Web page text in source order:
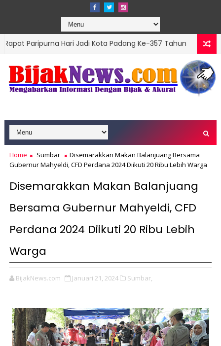
Hari Jadi Kota Padang Ke-357 Tahun ADVERTORIAL
Home Sumbar
Disemarakkan Makan Balanjuang Bersama
Gubernur Mahyeldi, CFD Perdana 2024 Diikuti 20 Ribu Lebih Warga
Disemarakkan Makan Balanjuang
Bersama Gubernur Mahyeldi, CFD
Perdana 2024 Diikuti 20 Ribu Lebih
Warga
BijakNews.com Januari 21, 2024 Sumbar,